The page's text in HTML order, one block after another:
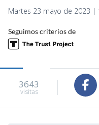
Martes 23 mayo de 2023 |
Seguimos criterios de
3643
visitas